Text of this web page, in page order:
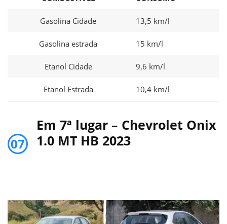
Gasolina Cidade 13,5 km/l
Gasolina estrada 15 km/l
Etanol Cidade 9,6 km/l
Etanol Estrada 10,4 km/l
07
Em 7ª lugar – Chevrolet Onix
1.0 MT HB 2023